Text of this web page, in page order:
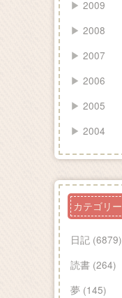
▶ 2009
▶ 2008
▶ 2007
▶ 2006
▶ 2005
▶ 2004
カテゴリー
日記 (6879)
読書 (264)
夢 (145)